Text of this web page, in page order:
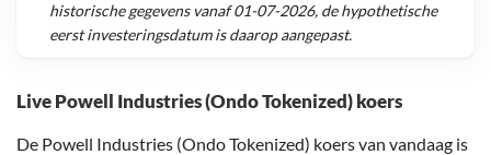
Live Powell Industries (Ondo Tokenized) koers
De Powell Industries (Ondo Tokenized) koers van vandaag is
historische gegevens vanaf01-07-2026, de hypothetische
eerst investeringsdatum is daarop aangepast.